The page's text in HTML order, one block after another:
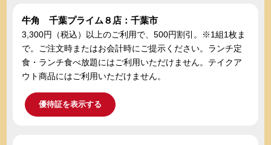
牛角 千葉プライム８店：千葉市
3,300円（税込）以上のご利用で、500円割引。※1組1枚ま
で。ご注文時またはお会計時にご提示ください。ランチ定
食・ランチ食べ放題にはご利用いただけません。テイクア
ウト商品にはご利用いただけません。
優待証を表示する